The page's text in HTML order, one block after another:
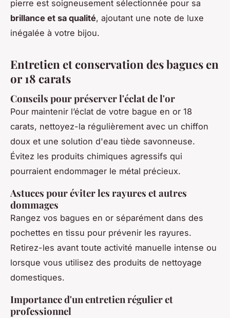
pierre est soigneusement sélectionnée pour sa
brillance et sa qualité, ajoutant une note de luxe
inégalée à votre bijou.
Entretien et conservation des bagues en
or 18 carats
Conseils pour préserver l'éclat de l'or
Pour maintenir l’éclat de votre bague en or 18
carats, nettoyez-la régulièrement avec un chiffon
doux et une solution d'eau tiède savonneuse.
Évitez les produits chimiques agressifs qui
pourraient endommager le métal précieux.
Astuces pour éviter les rayures et autres
dommages
Rangez vos bagues en or séparément dans des
pochettes en tissu pour prévenir les rayures.
Retirez-les avant toute activité manuelle intense ou
lorsque vous utilisez des produits de nettoyage
domestiques.
Importance d'un entretien régulier et
professionnel